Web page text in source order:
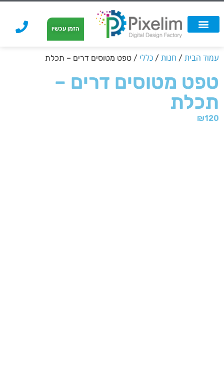
הזמן עכשיו
עמוד הבית / חנות / כללי / טפט מטוסים דרים – תכלת
טפט מטוסים דרים –
תכלת
₪120